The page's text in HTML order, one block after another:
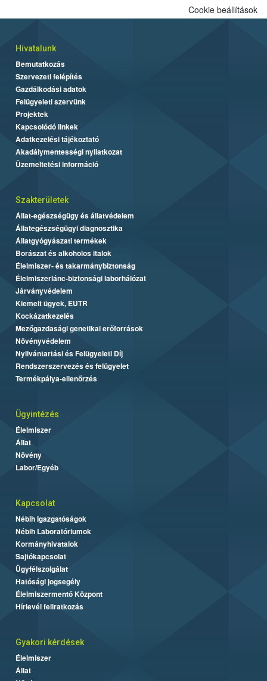
Cookie beállítások
Hivatalunk
Bemutatkozás
Szervezeti felépítés
Gazdálkodási adatok
Felügyeleti szervünk
Projektek
Kapcsolódó linkek
Adatkezelési tájékoztató
Akadálymentességi nyilatkozat
Üzemeltetési információ
Szakterületek
Állat-egészségügy és állatvédelem
Állategészségügyi diagnosztika
Állatgyógyászati termékek
Borászat és alkoholos italok
Élelmiszer- és takarmánybiztonság
Élelmiszerlánc-biztonsági laborhálózat
Járványvédelem
Kiemelt ügyek, EUTR
Kockázatkezelés
Mezőgazdasági genetikai erőforrások
Növényvédelem
Nyilvántartási és Felügyeleti Díj
Rendszerszervezés és felügyelet
Termékpálya-ellenőrzés
Ügyintézés
Élelmiszer
Állat
Növény
Labor/Egyéb
Kapcsolat
Nébih Igazgatóságok
Nébih Laboratóriumok
Kormányhivatalok
Sajtókapcsolat
Ügyfélszolgálat
Hatósági jogsegély
Élelmiszermentő Központ
Hírlevél feliratkozás
Gyakori kérdések
Élelmiszer
Állat